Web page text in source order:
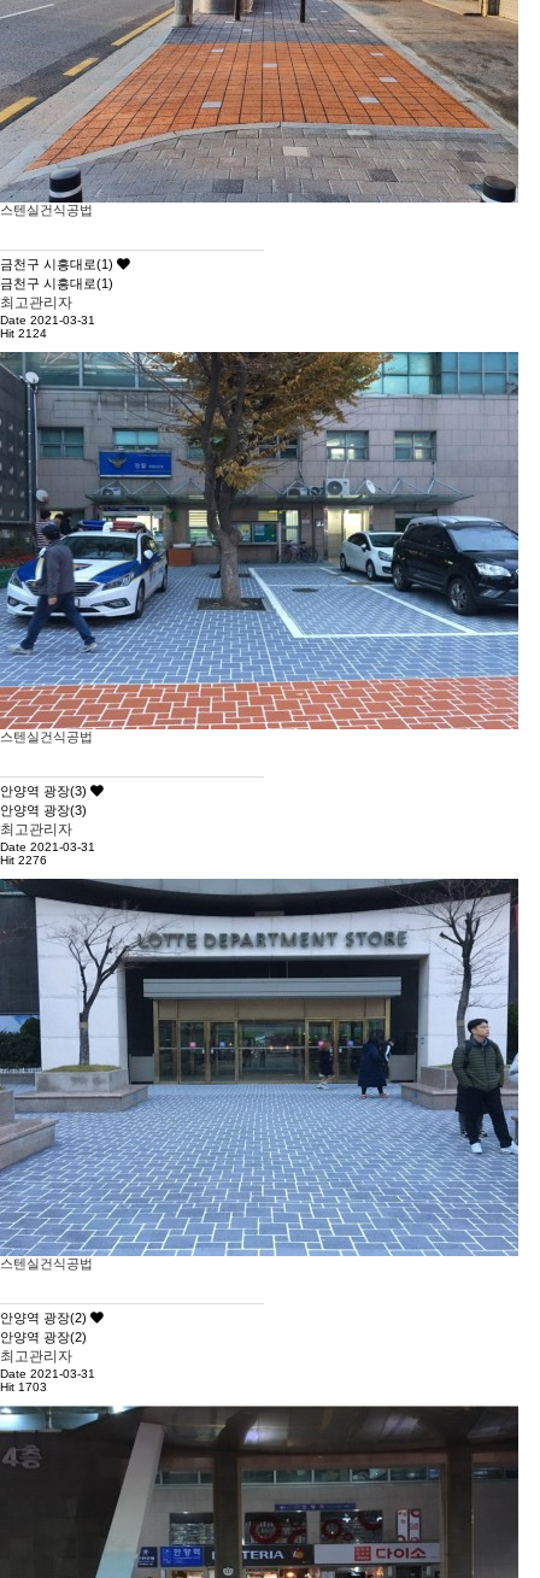
스텐실건식공법
금천구 시흥대로(1)
금천구 시흥대로(1)
최고관리자
Date 2021-03-31
Hit 2124
스텐실건식공법
안양역 광장(3)
안양역 광장(3)
최고관리자
Date 2021-03-31
Hit 2276
스텐실건식공법
안양역 광장(2)
안양역 광장(2)
최고관리자
Date 2021-03-31
Hit 1703